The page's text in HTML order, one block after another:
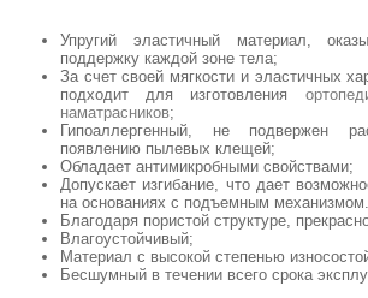
Упругий эластичный материал,
поддержку каждой зоне тела;
За счет своей мягкости и эластичных
подходит для изготовления
наматрасников;
Гипоаллергенный, не подвержен
появлению пылевых клещей;
Обладает антимикробными свойствами;
Допускает изгибание, что дает
на основаниях с подъемным механизмом.
Благодаря пористой структуре,
Влагоустойчивый;
Материал с высокой степенью
Бесшумный в течении всего срока